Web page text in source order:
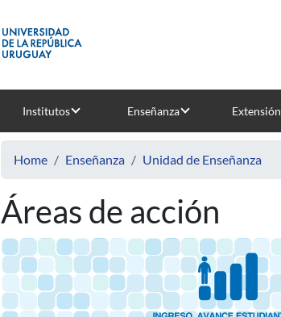
Institutos Enseñanza Extensión
Home Enseñanza Unidad de Enseñanza
Áreas de acción